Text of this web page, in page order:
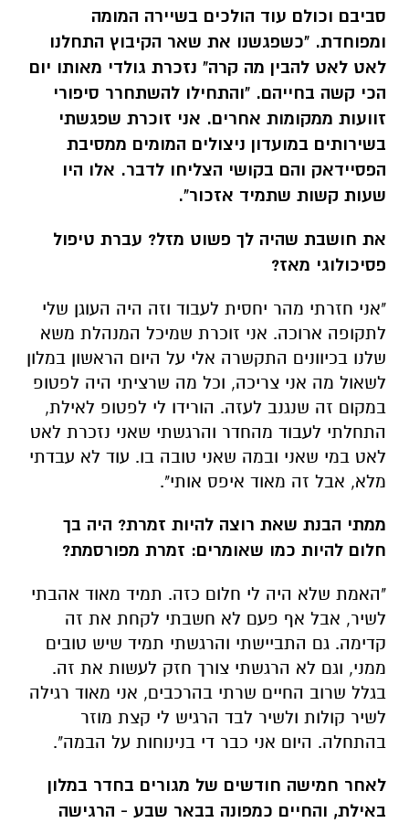
סביבם וכולם עוד הולכים בשיירה המומה
ומפוחדת. "כשפגשנו את שאר הקיבוץ התחלנו
לאט לאט להבין מה קרה" נזכרת גולדי מאותו יום
הכי קשה בחייהם. "והתחילו להשתחרר סיפורי
זוועות ממקומות אחרים. אני זוכרת שפגשתי
בשירותים במועדון ניצולים המומים ממסיבת
הפסיידאק והם בקושי הצליחו לדבר. אלו היו
שעות קשות שתמיד אזכור".
את חושבת שהיה לך פשוט מזל? עברת טיפול
פסיכולוגי מאז?
"אני חזרתי מהר יחסית לעבוד וזה היה העוגן שלי
לתקופה ארוכה. אני זוכרת שמיכל המנהלת משא
שלנו בכיוונים התקשרה אלי על היום הראשון במלון
לשאול מה אני צריכה, וכל מה שרציתי היה לפטופ
במקום זה שנגנב לעזה. הורידו לי לפטופ לאילת,
התחלתי לעבוד מהחדר והרגשתי שאני נזכרת לאט
לאט במי שאני ובמה שאני טובה בו. עוד לא עבדתי
מלא, אבל זה מאוד איפס אותי".
ממתי הבנת שאת רוצה להיות זמרת? היה בך
חלום להיות כמו שאומרים: זמרת מפורסמת?
"האמת שלא היה לי חלום כזה. תמיד מאוד אהבתי
לשיר, אבל אף פעם לא חשבתי לקחת את זה
קדימה. גם התביישתי והרגשתי תמיד שיש טובים
ממני, וגם לא הרגשתי צורך חזק לעשות את זה.
בגלל שרוב החיים שרתי בהרכבים, אני מאוד רגילה
לשיר קולות ולשיר לבד הרגיש לי קצת מוזר
בהתחלה. היום אני כבר די בנינוחות על הבמה".
לאחר חמישה חודשים של מגורים בחדר במלון
באילת, והחיים כמפונה בבאר שבע - הרגישה